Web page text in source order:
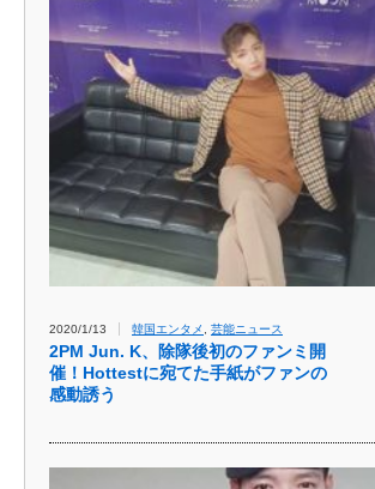
2020/1/13 韓国エンタメ 芸能ニュース
2PM Jun. K、除隊後初のファンミ開
催！Hottestに宛てた手紙がファンの
感動誘う